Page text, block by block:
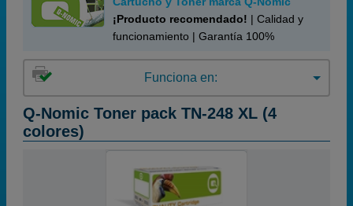
¡Producto recomendado! | Calidad y
funcionamiento | Garantía 100%
Funciona en:
Q-Nomic Toner pack TN-248 XL (4
colores)